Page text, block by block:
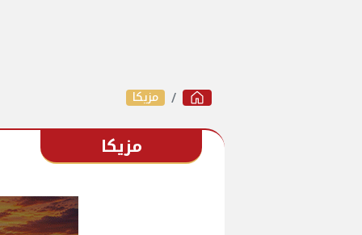
مزيكا
مزيكا